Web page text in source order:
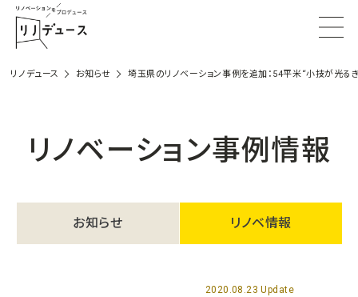
リノデュース お知らせ 埼玉県のリノベーション事例を追加：54平米“小技が光る
リノベーション事例情報
お知らせ リノベ情報
2020.08.23 Update